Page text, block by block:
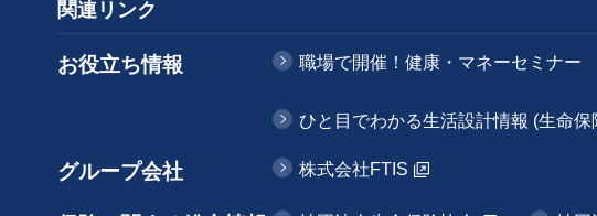
関連リンク
お役立ち情報 職場で開催！健康・マネーセミナー
ひと目でわかる生活設計情報 (生命保
グループ会社 株式会社FTIS